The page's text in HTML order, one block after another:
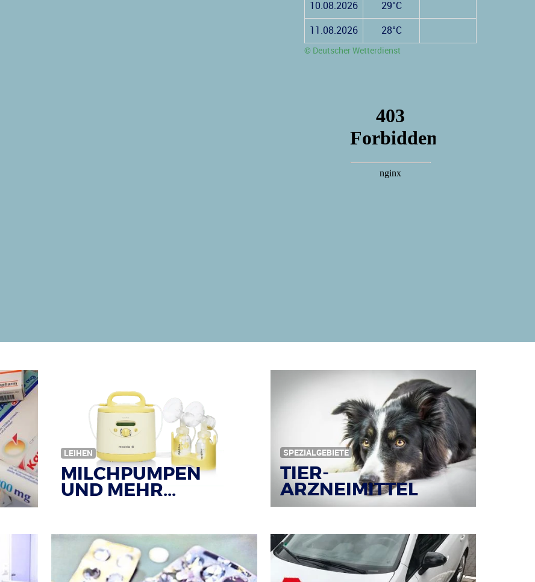
10.08.2026 29°C
11.08.2026 28°C
© Deutscher Wetterdienst
LEIHEN
MILCHPUMPEN
UND MEHR...
SPEZIALGEBIETE
TIER-
ARZNEIMITTEL